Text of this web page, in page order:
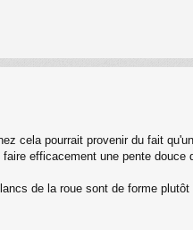
cela pourrait provenir du fait
efficacement une pente
de la roue sont de forme